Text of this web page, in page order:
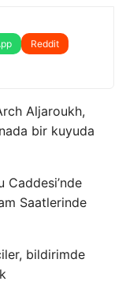
Reddit
Aljaroukh,
bir kuyuda
Caddesi’nde
Saatlerinde
bildirimde